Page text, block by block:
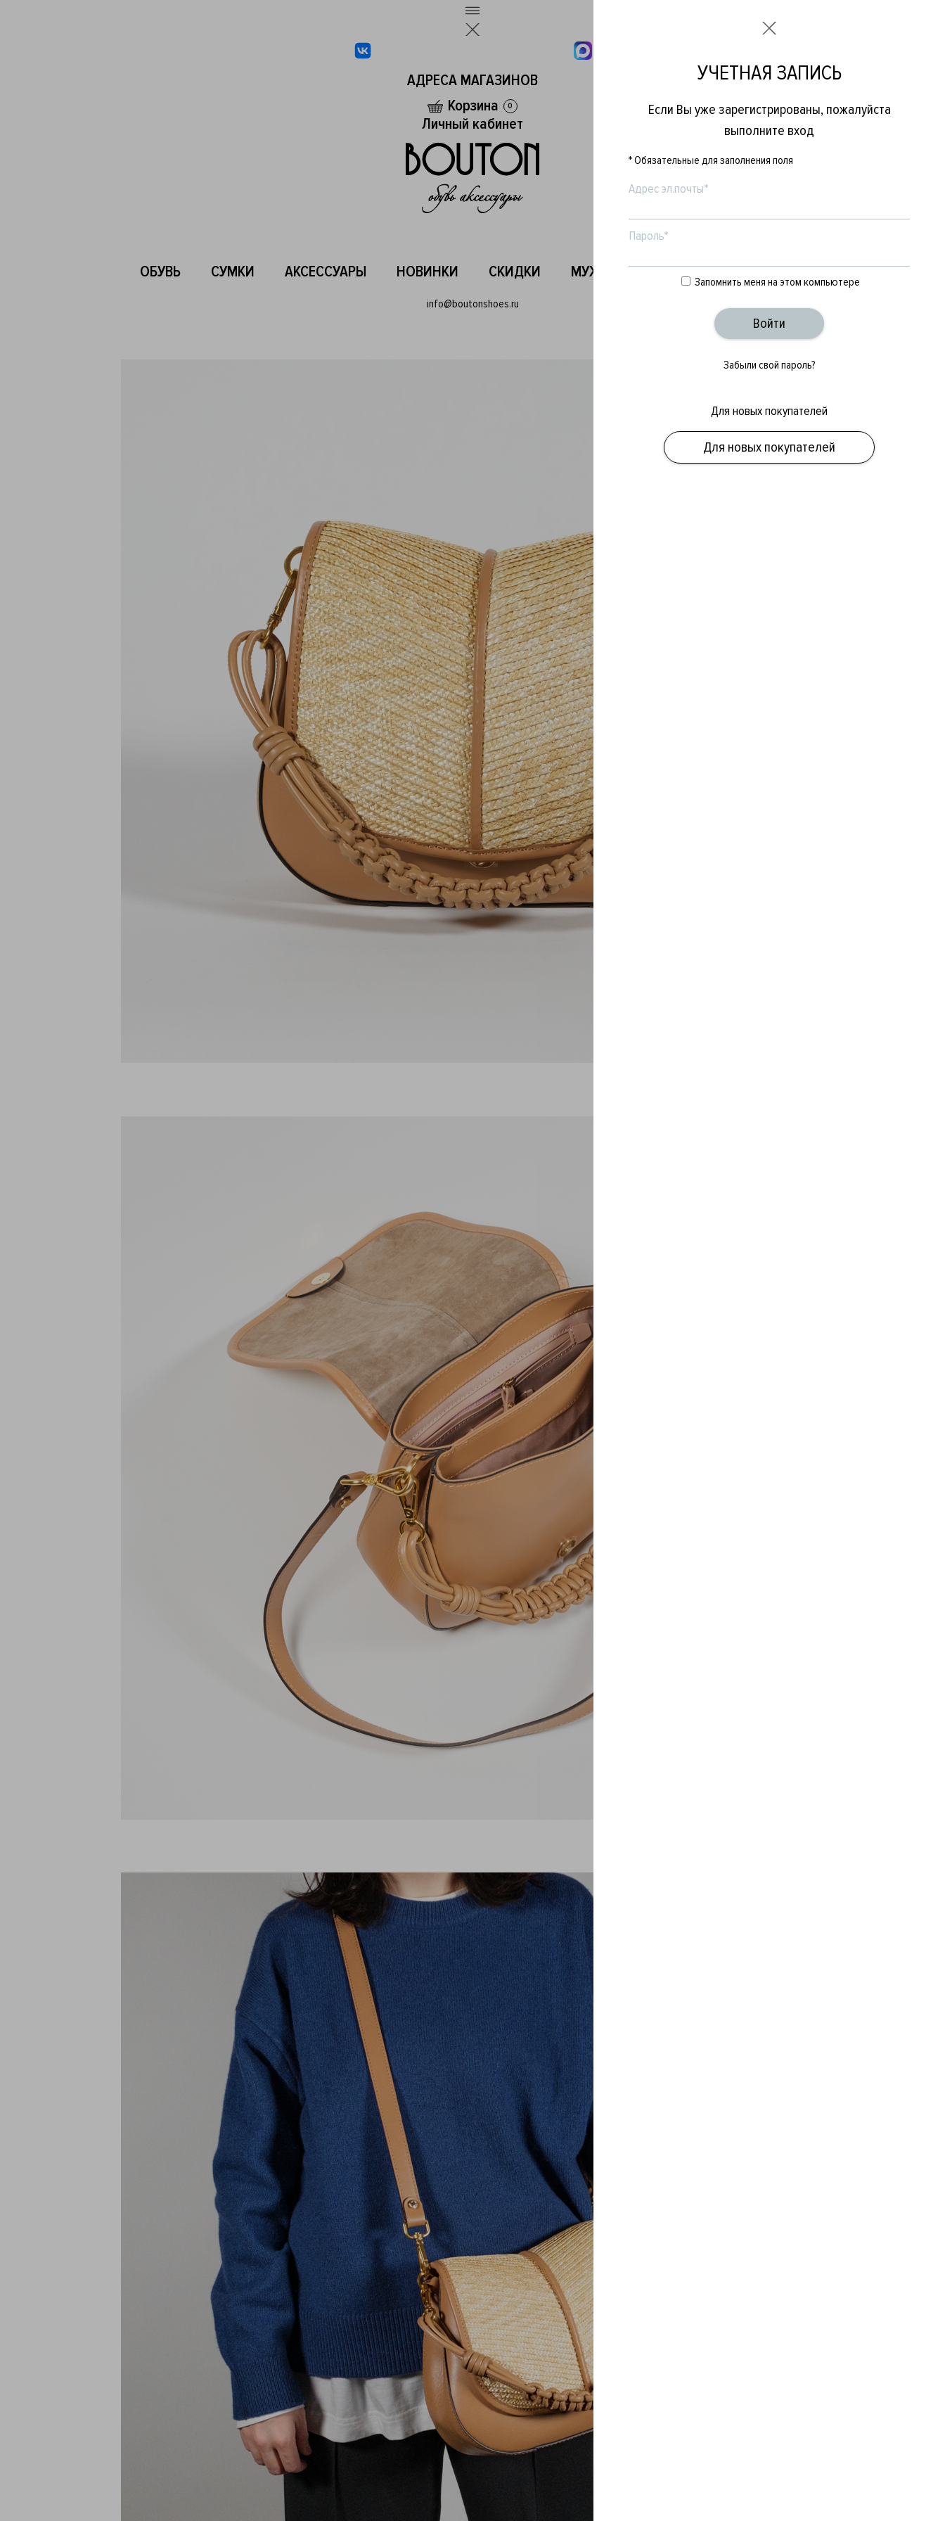
АДРЕСА МАГАЗИНОВ
Корзина
0
Личный кабинет
ОБУВЬ СУМКИ АКСЕССУАРЫ НОВИНКИ СКИДКИ МУЖСКОЕ ЖЕНСКОЕ БРЕНДЫ
info@boutonshoes.ru
УЧЕТНАЯ ЗАПИСЬ
Если Вы уже зарегистрированы, пожалуйста
выполните вход
* Обязательные для заполнения поля
Адрес эл.почты*
Пароль*
Запомнить меня на этом компьютере
Забыли свой пароль?
Для новых покупателей
Для новых покупателей